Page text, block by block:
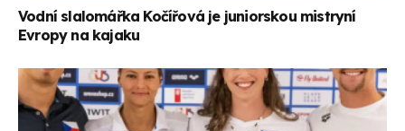
Vodní slalomářka Kočířová je juniorskou mistryní
Evropy na kajaku